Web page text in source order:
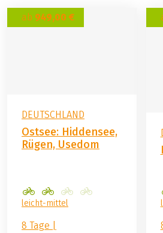
ab 949,00 €
DEUTSCHLAND
Ostsee: Hiddensee,
Rügen, Usedom
leicht-mittel
8 Tage |